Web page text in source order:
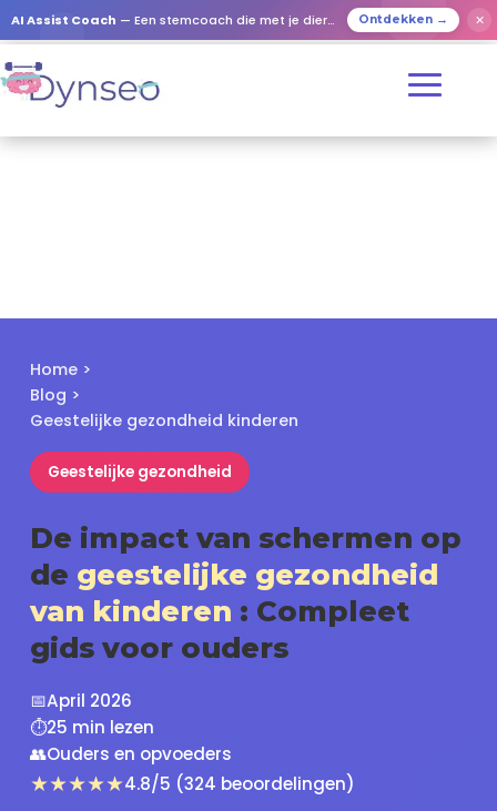
AI Assist Coach — Een stemcoach die met je dierbaren speelt Ontdekken → ✕
Home >
Blog >
Geestelijke gezondheid kinderen
Geestelijke gezondheid
De impact van schermen op
de geestelijke gezondheid
van kinderen : Compleet
gids voor ouders
📅April 2026
⏱️25 min lezen
👥Ouders en opvoeders
★★★★★4.8/5 (324 beoordelingen)